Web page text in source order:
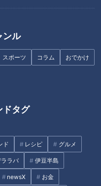
ンル
スポーツ コラム おでかけ
ドタグ
ド レシピ グルメ
ラバ 伊豆半島
newsX お金
ランス人は菓子店「シャトレ
ごく弾力がある！」自分で
った新鮮な“鳴門鯛”のお造り
激！グラビアアイドル・三
悠貴の軽トラ四国一周の旅